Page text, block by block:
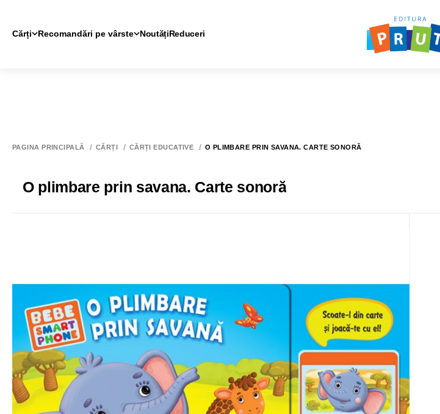
Cărți Recomandări pe vârste NoutățiReduceri
PAGINA PRINCIPALĂ CĂRȚI CĂRȚI EDUCATIVE O PLIMBARE PRIN SAVANA. CARTE SONORĂ
O plimbare prin savana. Carte sonoră